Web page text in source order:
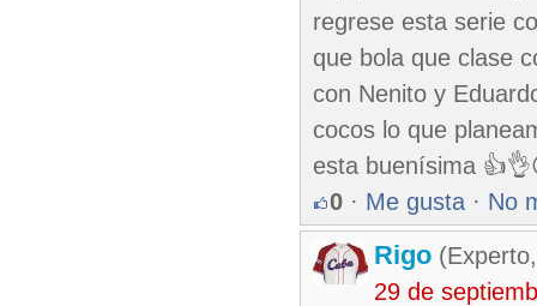
regrese esta serie
que bola que clase
con Nenito y
cocos lo que
esta buenísima
0 · Me gusta · No
Rigo
29 de